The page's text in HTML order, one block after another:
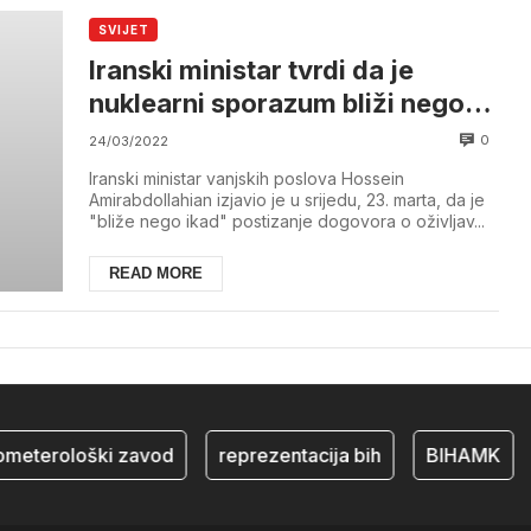
SVIJET
Iranski ministar tvrdi da je
nuklearni sporazum bliži nego
ikad
24/03/2022 0
Iranski ministar vanjskih poslova Hossein
Amirabdollahian izjavio je u srijedu, 23. marta, da je
"bliže nego ikad" postizanje dogovora o oživljav...
READ MORE
zavod reprezentacija bih BIHAMK